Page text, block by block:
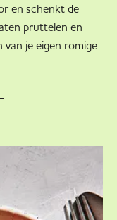
en schenkt de
pruttelen en
van je eigen romige